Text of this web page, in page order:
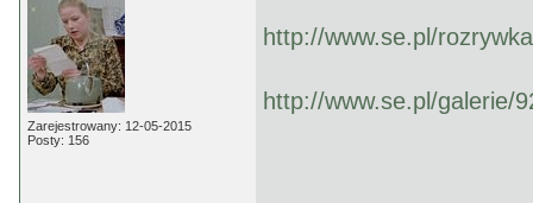
Zarejestrowany: 12-05-2015
Posty: 156
http://www.se.pl/
http://www.se.pl/